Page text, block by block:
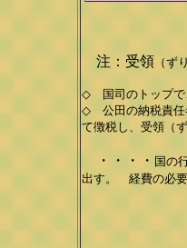
注：受領 （ず
◇ 国司のトップで
◇ 公田の納税責任
て徴税し、受領（
・・・・ 国の
出す。 経費の必要